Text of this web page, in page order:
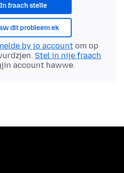
In fraach stelle
dit probleem ek
by jo accountom op
Stel in nije fraach
account hawwe.